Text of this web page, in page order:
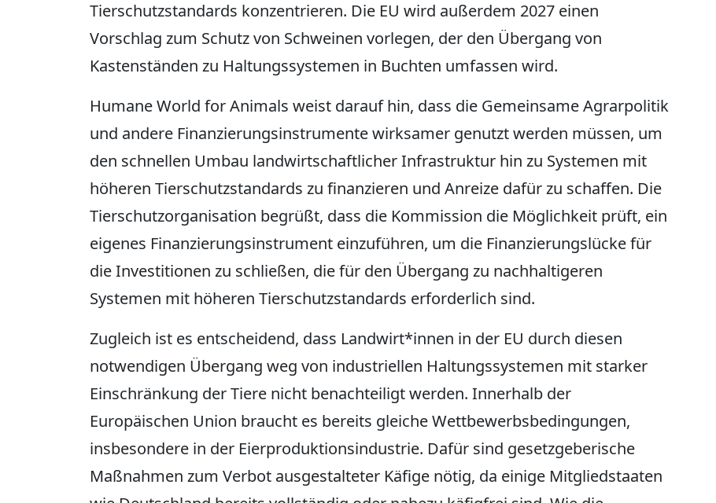
Tierschutzstandards konzentrieren. Die EU wird außerdem 2027 einen
Vorschlag zum Schutz von Schweinen vorlegen, der den Übergang von
Kastenständen zu Haltungssystemen in Buchten umfassen wird.
Humane World for Animals weist darauf hin, dass die Gemeinsame Agrarpolitik
und andere Finanzierungsinstrumente wirksamer genutzt werden müssen, um
den schnellen Umbau landwirtschaftlicher Infrastruktur hin zu Systemen mit
höheren Tierschutzstandards zu finanzieren und Anreize dafür zu schaffen. Die
Tierschutzorganisation begrüßt, dass die Kommission die Möglichkeit prüft, ein
eigenes Finanzierungsinstrument einzuführen, um die Finanzierungslücke für
die Investitionen zu schließen, die für den Übergang zu nachhaltigeren
Systemen mit höheren Tierschutzstandards erforderlich sind.
Zugleich ist es entscheidend, dass Landwirt*innen in der EU durch diesen
notwendigen Übergang weg von industriellen Haltungssystemen mit starker
Einschränkung der Tiere nicht benachteiligt werden. Innerhalb der
Europäischen Union braucht es bereits gleiche Wettbewerbsbedingungen,
insbesondere in der Eierproduktionsindustrie. Dafür sind gesetzgeberische
Maßnahmen zum Verbot ausgestalteter Käfige nötig, da einige Mitgliedstaaten